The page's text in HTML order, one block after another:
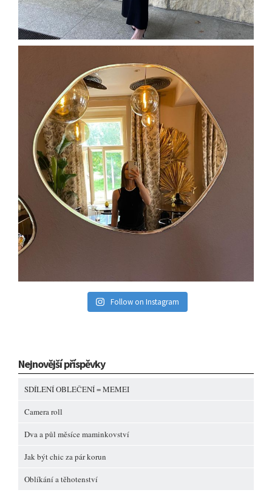
Follow on Instagram
Nejnovější příspěvky
SDÍLENÍ OBLEČENÍ = MEMEI
Camera roll
Dva a půl měsíce maminkovství
Jak být chic za pár korun
Oblíkání a těhotenství